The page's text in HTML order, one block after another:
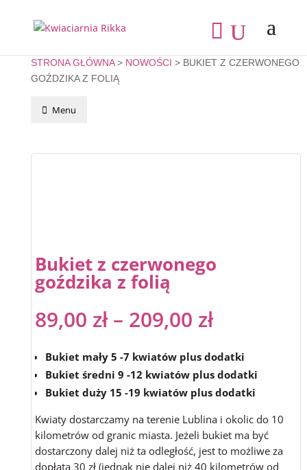
STRONA GŁÓWNA> NOWOŚCI > BUKIET Z CZERWONEGO
GOŹDZIKA Z FOLIĄ
Menu
Bukiet z czerwonego
goździka z folią
89,00 zł– 209,00 zł
Bukiet mały 5 -7 kwiatów plus dodatki
Bukiet średni 9 -12 kwiatów plus dodatki
Bukiet duży 15 -19 kwiatów plus dodatki
Kwiaty dostarczamy na terenie Lublina i okolic do 10
kilometrów od granic miasta. Jeżeli bukiet ma być
dostarczony dalej niż ta odległość, jest to możliwe za
dopłatą 30 zł (jednak nie dalej niż 40 kilometrów od